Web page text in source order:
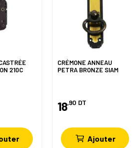
210C
CRÉMONE ANNEAU
PETRA BRONZE SIAM
18,90 DT
Ajouter